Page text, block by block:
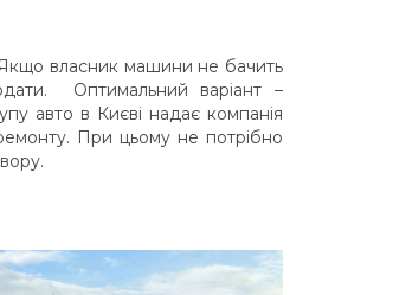
власник машини не бачить
Оптимальний варіант –
авто в Києві надає компанія
При цьому не потрібно